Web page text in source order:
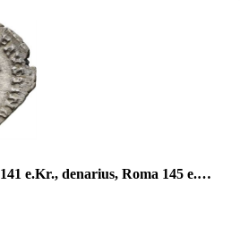
Roma 145 e.Kr. R: Pietas stående mot venstre